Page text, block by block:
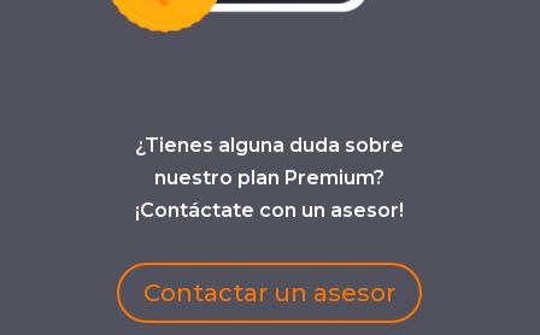
¿Tienes alguna duda sobre
nuestro plan Premium?
¡Contáctate con un asesor!
Contactar un asesor